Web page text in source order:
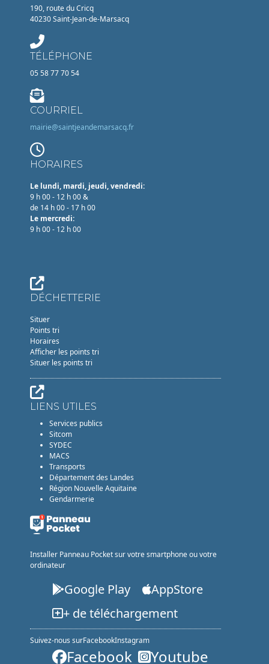
190, route du Cricq
40230 Saint-Jean-de-Marsacq
TÉLÉPHONE
05 58 77 70 54
COURRIEL
mairie@saintjeandemarsacq.fr
HORAIRES
Le lundi, mardi, jeudi, vendredi:
9 h 00 - 12 h 00 &
de 14 h 00 - 17 h 00
Le mercredi:
9 h 00 - 12 h 00
DÉCHETTERIE
Situer
Points tri
Horaires
Afficher les points tri
Situer les points tri
LIENS UTILES
Services publics
Sitcom
SYDEC
MACS
Transports
Département des Landes
Région Nouvelle Aquitaine
Gendarmerie
Installer Panneau Pocket sur votre smartphone ou votre
ordinateur
Google Play
AppStore
+ de téléchargement
Suivez-nous surFacebookInstagram
Facebook Youtube